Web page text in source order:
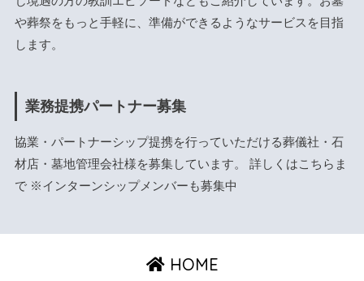
や葬祭をもっと手軽に、準備ができるようなサービスを目指
します。
業務提携パートナー募集
協業・パートナーシップ提携を行っていただける葬儀社・石
材店・墓地管理会社様を募集しています。 詳しくはこちら ま
で ※インターンシップメンバーも募集中
HOME